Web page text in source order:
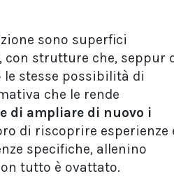
sono superfici
strutture che, seppur
stesse possibilità di
che le rende
di ampliare di nuovo i
di riscoprire esperienze
specifiche, allenino
tutto è ovattato.